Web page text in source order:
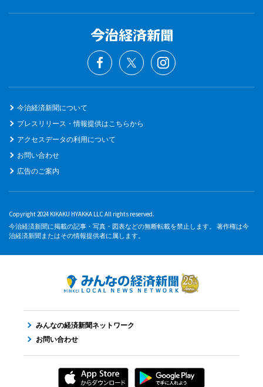
今治経済新聞について
プレスリリース・情報提供はこちらから
アクセスデータの利用について
お問い合わせ
広告のご案内
Copyright 2024 KIKAKU HYAKKA LLC All rights reserved.
今治経済新聞に掲載の記事・写真・図表などの無断転載を禁止します。 著作権は今
治経済新聞またはその情報提供者に属します。
みんなの経済新聞ネットワーク
お問い合わせ